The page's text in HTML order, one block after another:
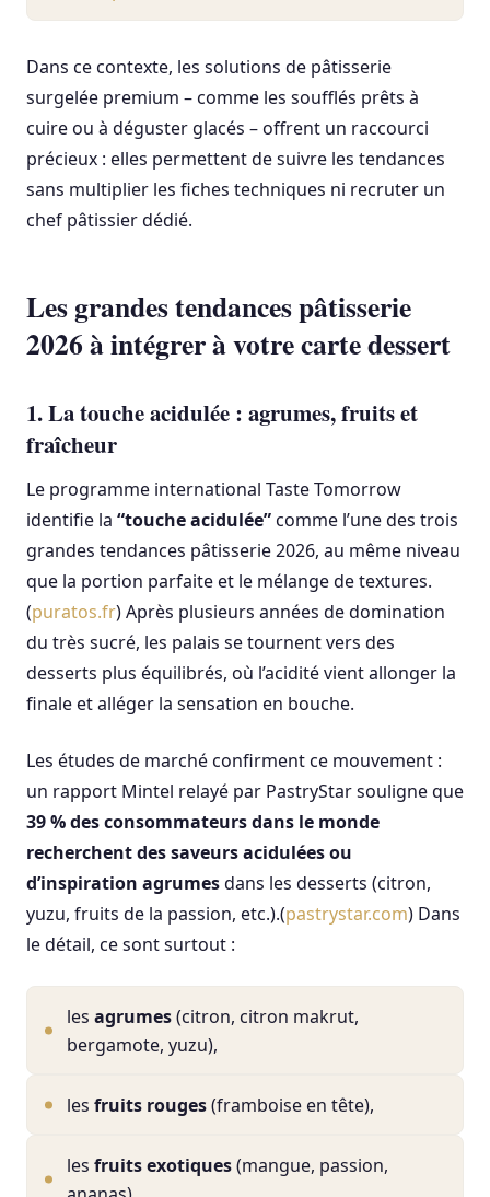
Dans ce contexte, les solutions de pâtisserie
surgelée premium – comme les soufflés prêts à
cuire ou à déguster glacés – offrent un raccourci
précieux : elles permettent de suivre les tendances
sans multiplier les fiches techniques ni recruter un
chef pâtissier dédié.
Les grandes tendances pâtisserie
2026 à intégrer à votre carte dessert
1. La touche acidulée : agrumes, fruits et
fraîcheur
Le programme international Taste Tomorrow
identifie la “touche acidulée”comme l’une des trois
grandes tendances pâtisserie 2026, au même niveau
que la portion parfaite et le mélange de textures.
(puratos.fr) Après plusieurs années de domination
du très sucré, les palais se tournent vers des
desserts plus équilibrés, où l’acidité vient allonger la
finale et alléger la sensation en bouche.
Les études de marché confirment ce mouvement :
un rapport Mintel relayé par PastryStar souligne que
39 % des consommateurs dans le monde
recherchent des saveurs acidulées ou
d’inspiration agrumesdans les desserts (citron,
yuzu, fruits de la passion, etc.).(pastrystar.com) Dans
le détail, ce sont surtout :
les agrumes(citron, citron makrut,
bergamote, yuzu),
les fruits rouges(framboise en tête),
les fruits exotiques(mangue, passion,